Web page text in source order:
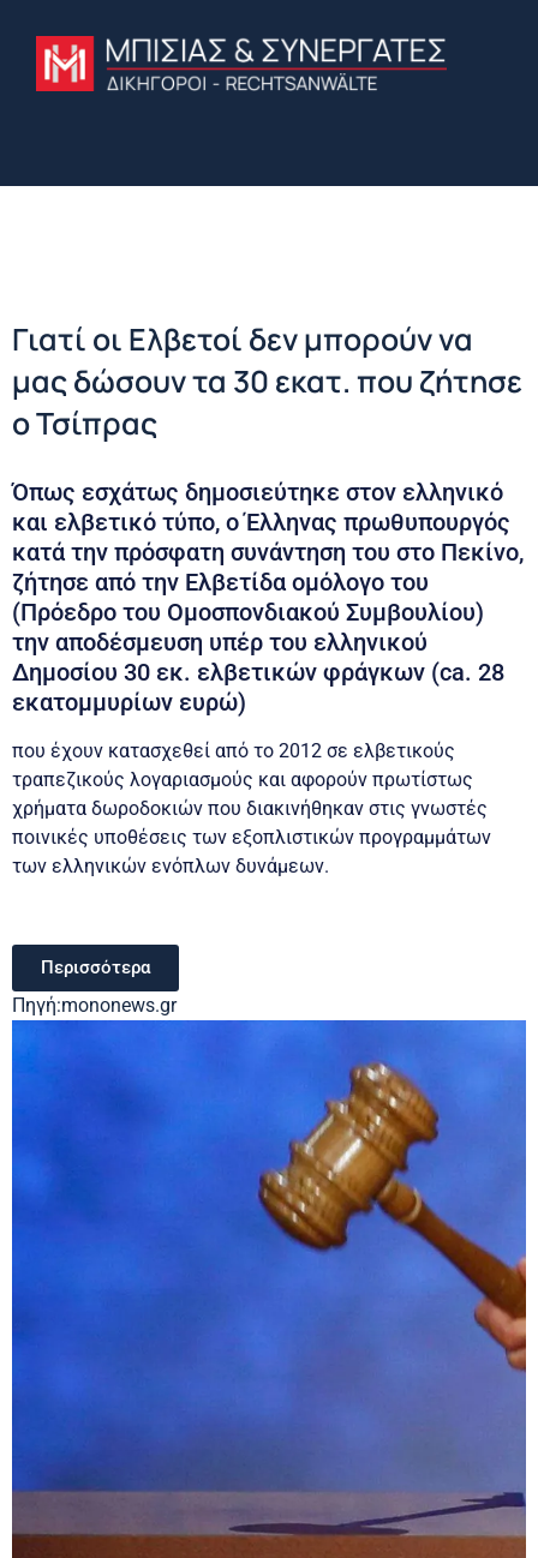
Γιατί οι Ελβετοί δεν μπορούν να
μας δώσουν τα 30 εκατ. που ζήτησε
ο Τσίπρας
Όπως εσχάτως δημοσιεύτηκε στον ελληνικό
και ελβετικό τύπο, ο Έλληνας πρωθυπουργός
κατά την πρόσφατη συνάντηση του στο Πεκίνο,
ζήτησε από την Ελβετίδα ομόλογο του
(Πρόεδρο του Ομοσπονδιακού Συμβουλίου)
την αποδέσμευση υπέρ του ελληνικού
Δημοσίου 30 εκ. ελβετικών φράγκων (ca. 28
εκατομμυρίων ευρώ)
που έχουν κατασχεθεί από το 2012 σε ελβετικούς
τραπεζικούς λογαριασμούς και αφορούν πρωτίστως
χρήματα δωροδοκιών που διακινήθηκαν στις γνωστές
ποινικές υποθέσεις των εξοπλιστικών προγραμμάτων
των ελληνικών ενόπλων δυνάμεων.
Περισσότερα
Πηγή:mononews.gr